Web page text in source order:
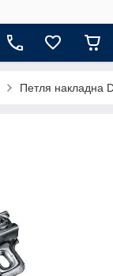
Петля накладна